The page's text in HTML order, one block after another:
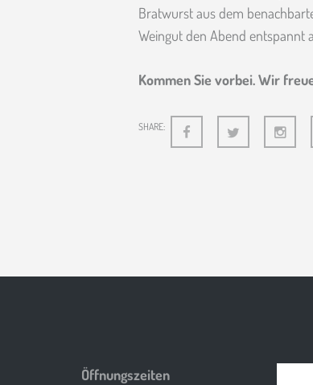
Bratwurst aus dem
Weingut den Abend entspannt
Kommen Sie vorbei. Wir
SHARE:
Öffnungszeiten